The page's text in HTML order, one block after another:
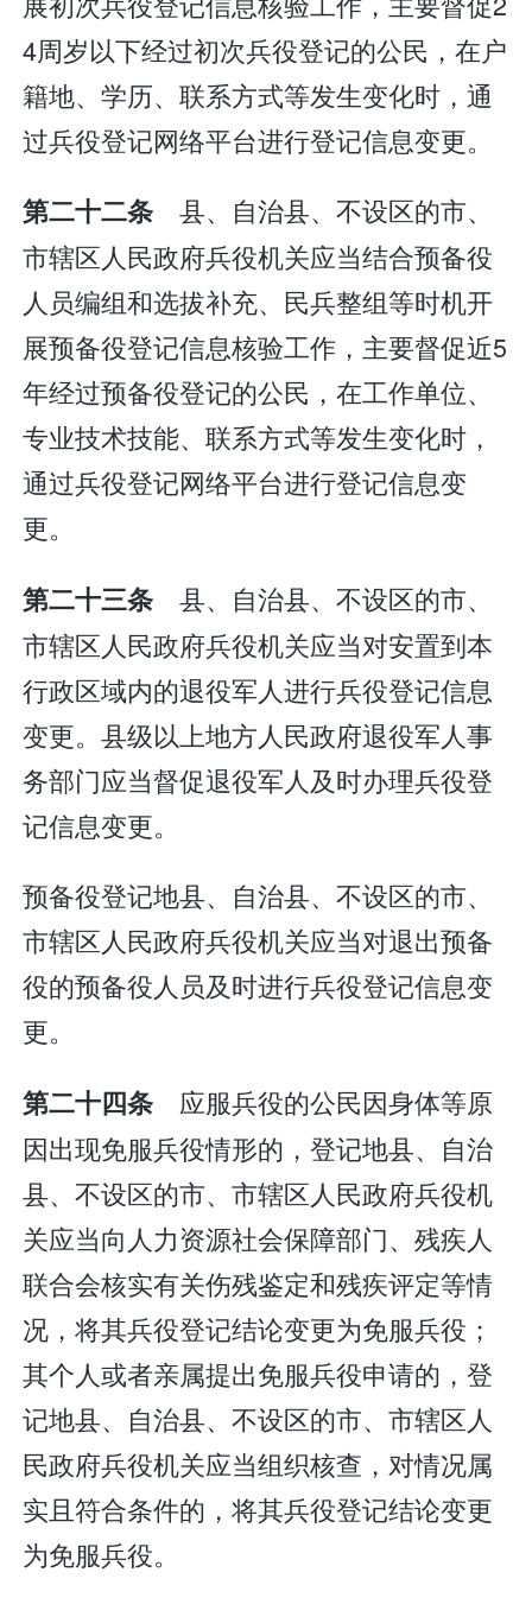
4周岁以下经过初次兵役登记的公民，在户
籍地、学历、联系方式等发生变化时，通
过兵役登记网络平台进行登记信息变更。
第二十二条 县、自治县、不设区的市、
市辖区人民政府兵役机关应当结合预备役
人员编组和选拔补充、民兵整组等时机开
展预备役登记信息核验工作，主要督促近5
年经过预备役登记的公民，在工作单位、
专业技术技能、联系方式等发生变化时，
通过兵役登记网络平台进行登记信息变
更。
第二十三条 县、自治县、不设区的市、
市辖区人民政府兵役机关应当对安置到本
行政区域内的退役军人进行兵役登记信息
变更。县级以上地方人民政府退役军人事
务部门应当督促退役军人及时办理兵役登
记信息变更。
预备役登记地县、自治县、不设区的市、
市辖区人民政府兵役机关应当对退出预备
役的预备役人员及时进行兵役登记信息变
更。
第二十四条 应服兵役的公民因身体等原
因出现免服兵役情形的，登记地县、自治
县、不设区的市、市辖区人民政府兵役机
关应当向人力资源社会保障部门、残疾人
联合会核实有关伤残鉴定和残疾评定等情
况，将其兵役登记结论变更为免服兵役；
其个人或者亲属提出免服兵役申请的，登
记地县、自治县、不设区的市、市辖区人
民政府兵役机关应当组织核查，对情况属
实且符合条件的，将其兵役登记结论变更
为免服兵役。